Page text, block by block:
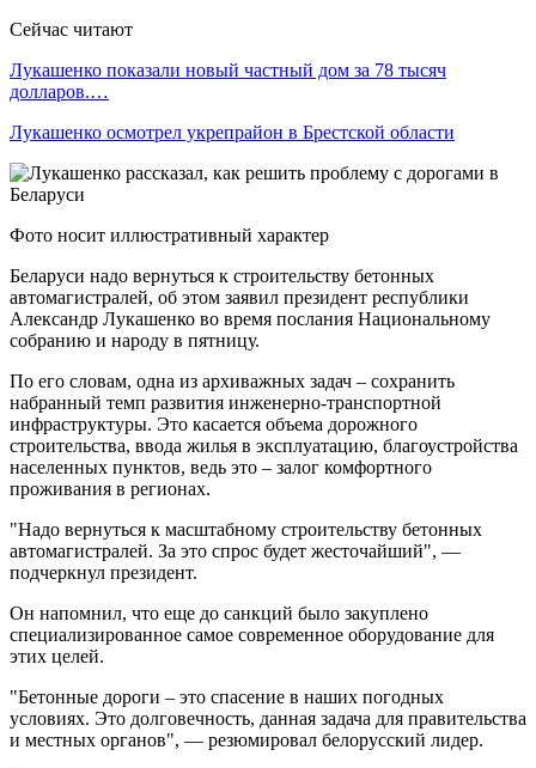
Сейчас читают
Лукашенко показали новый частный дом за 78 тысяч
долларов.…
Лукашенко осмотрел укрепрайон в Брестской области
Фото носит иллюстративный характер
Беларуси надо вернуться к строительству бетонных
автомагистралей, об этом заявил президент республики
Александр Лукашенко во время послания Национальному
собранию и народу в пятницу.
По его словам, одна из архиважных задач – сохранить
набранный темп развития инженерно-транспортной
инфраструктуры. Это касается объема дорожного
строительства, ввода жилья в эксплуатацию, благоустройства
населенных пунктов, ведь это – залог комфортного
проживания в регионах.
"Надо вернуться к масштабному строительству бетонных
автомагистралей. За это спрос будет жесточайший", —
подчеркнул президент.
Он напомнил, что еще до санкций было закуплено
специализированное самое современное оборудование для
этих целей.
"Бетонные дороги – это спасение в наших погодных
условиях. Это долговечность, данная задача для правительства
и местных органов", — резюмировал белорусский лидер.